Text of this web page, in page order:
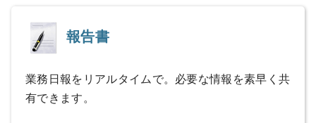
報告書
業務日報をリアルタイムで。必要な情報を素早く共
有できます。